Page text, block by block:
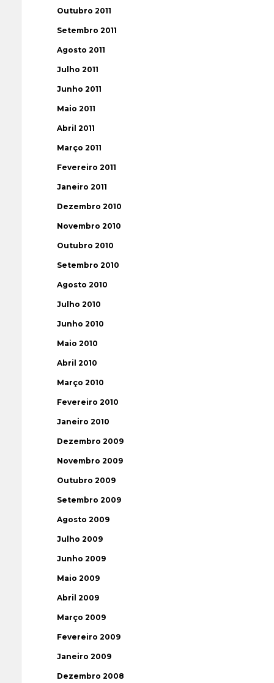
Outubro 2011
Setembro 2011
Agosto 2011
Julho 2011
Junho 2011
Maio 2011
Abril 2011
Março 2011
Fevereiro 2011
Janeiro 2011
Dezembro 2010
Novembro 2010
Outubro 2010
Setembro 2010
Agosto 2010
Julho 2010
Junho 2010
Maio 2010
Abril 2010
Março 2010
Fevereiro 2010
Janeiro 2010
Dezembro 2009
Novembro 2009
Outubro 2009
Setembro 2009
Agosto 2009
Julho 2009
Junho 2009
Maio 2009
Abril 2009
Março 2009
Fevereiro 2009
Janeiro 2009
Dezembro 2008